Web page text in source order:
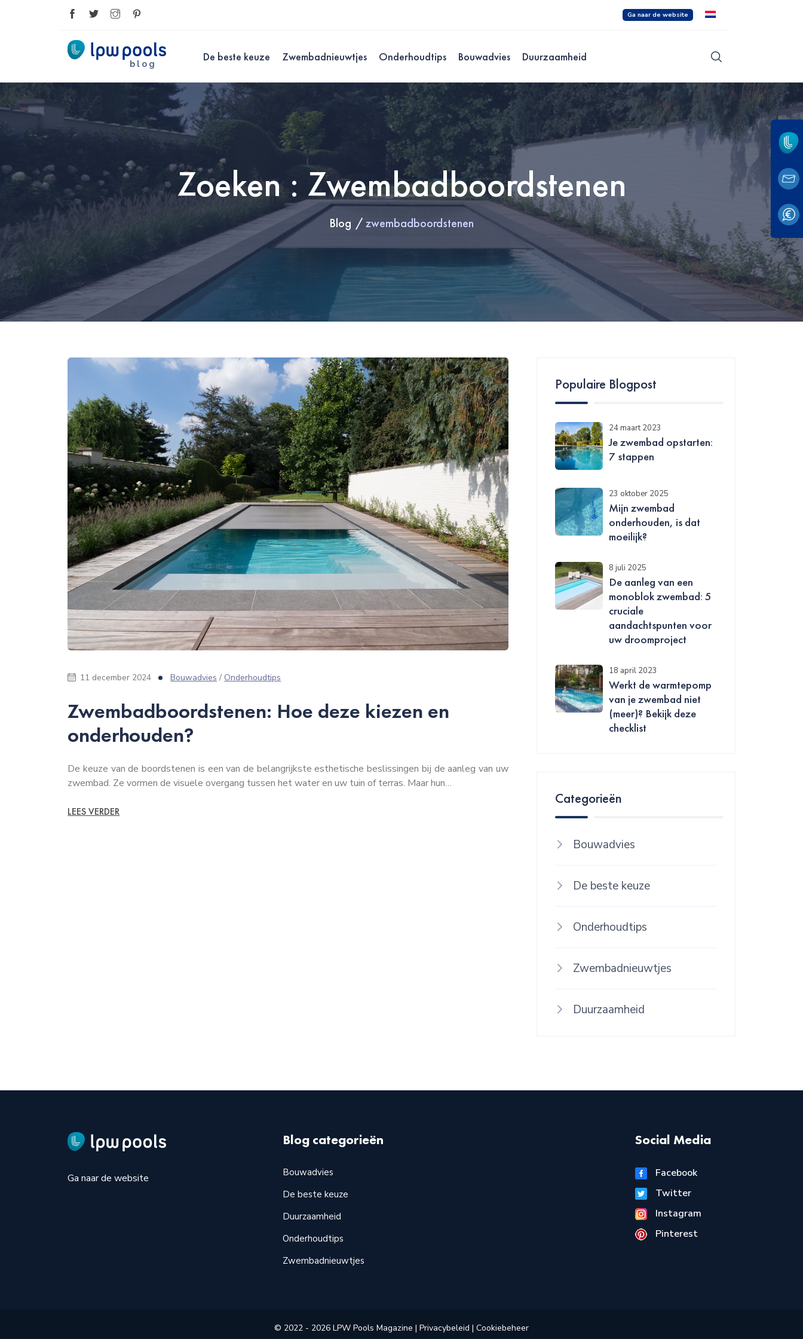
Ga naar de website
blog
De beste keuze Zwembadnieuwtjes Onderhoudtips Bouwadvies Duurzaamheid
Zoeken : Zwembadboordstenen
Blog zwembadboordstenen
11 december 2024 Bouwadvies / Onderhoudtips
Zwembadboordstenen: Hoe deze kiezen en
onderhouden?
De keuze van de boordstenen is een van de belangrijkste esthetische beslissingen bij de aanleg van uw
zwembad. Ze vormen de visuele overgang tussen het water en uw tuin of terras. Maar hun…
LEES VERDER
Populaire Blogpost
24 maart 2023
Je zwembad opstarten:
7 stappen
23 oktober 2025
Mijn zwembad
onderhouden, is dat
moeilijk?
8 juli 2025
De aanleg van een
monoblok zwembad: 5
cruciale
aandachtspunten voor
uw droomproject
18 april 2023
Werkt de warmtepomp
van je zwembad niet
(meer)? Bekijk deze
checklist
Categorieën
Bouwadvies
De beste keuze
Onderhoudtips
Zwembadnieuwtjes
Duurzaamheid
Ga naar de website
Blog categorieën
Bouwadvies
De beste keuze
Duurzaamheid
Onderhoudtips
Zwembadnieuwtjes
Social Media
Facebook
Twitter
Instagram
Pinterest
© 2022 - 2026 LPW Pools Magazine | Privacybeleid | Cookiebeheer